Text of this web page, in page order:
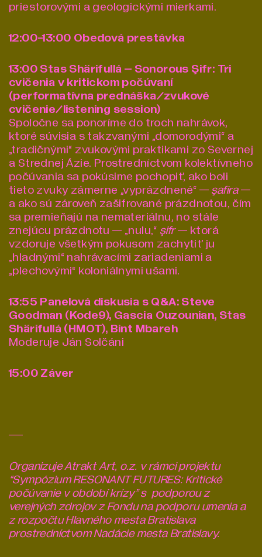
priestorovými a geologickými mierkami.
12:00-13:00 Obedová prestávka
13:00 Stas Shärifullá – Sonorous Şifr: Tri
cvičenia v kritickom počúvaní
(performatívna prednáška/zvukové
cvičenie/listening session)
Spoločne sa ponoríme do troch nahrávok,
ktoré súvisia s takzvanými „domorodými“ a
„tradičnými“ zvukovými praktikami zo Severnej
a Strednej Ázie. Prostredníctvom kolektívneho
počúvania sa pokúsime pochopiť, ako boli
tieto zvuky zámerne „vyprázdnené“ — şafira—
a ako sú zároveň zašifrované prázdnotou, čím
sa premieňajú na nemateriálnu, no stále
znejúcu prázdnotu — „nulu,“ şifr— ktorá
vzdoruje všetkým pokusom zachytiť ju
„hladnými“ nahrávacími zariadeniami a
„plechovými“ koloniálnymi ušami.
13:55 Panelová diskusia s Q&A: Steve
Goodman (Kode9), Gascia Ouzounian, Stas
Shärifullá (HMOT), Bint Mbareh
Moderuje Ján Solčáni
15:00 Záver
—-
Organizuje Atrakt Art, o.z. v rámci projektu
“Sympózium RESONANT FUTURES: Kritické
počúvanie v období krízy” s podporou z
verejných zdrojov z Fondu na podporu umenia a
z rozpočtu Hlavného mesta Bratislava
prostredníctvom Nadácie mesta Bratislavy.